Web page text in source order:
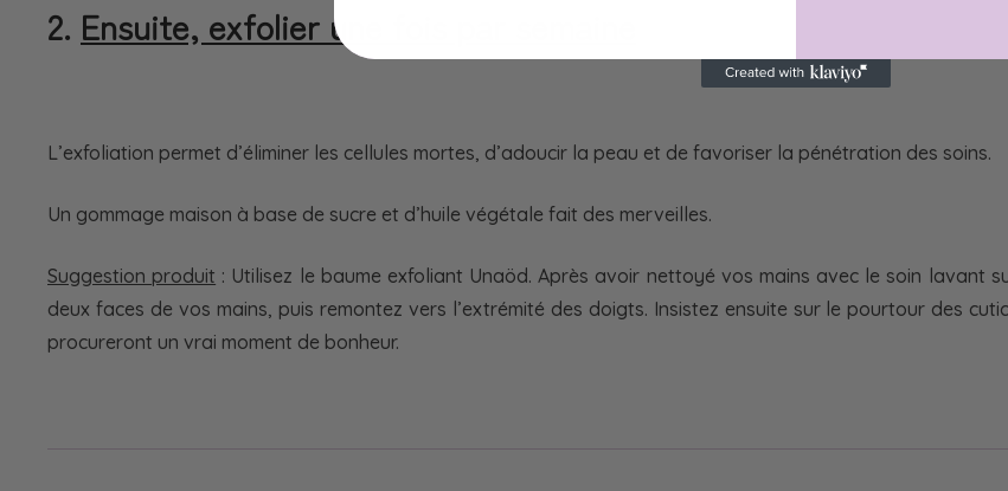
2. Ensuite, exfolier une fois par semaine
L’exfoliation permet d’éliminer les cellules mortes, d’adoucir la peau et de favoriser la pénétration des soins.
Un gommage maison à base de sucre et d’huile végétale fait des merveilles.
Suggestion produit : Utilisez le baume exfoliant Unaöd. Après avoir nettoyé vos mains avec le soin lavant
deux faces de vos mains, puis remontez vers l’extrémité des doigts. Insistez ensuite sur le pourtour des
procureront un vrai moment de bonheur.